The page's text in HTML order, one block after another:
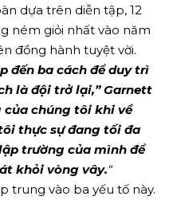
dựa trên diễn tập, 12
ném giỏi nhất vào năm
đồng hành tuyệt vời.
đến ba cách để duy trì
là đội trở lại,”Garnett
của chúng tôi khi về
thực sự đang tối đa
trường của mình để
khỏi vòng vây.“
trung vào ba yếu tố này.